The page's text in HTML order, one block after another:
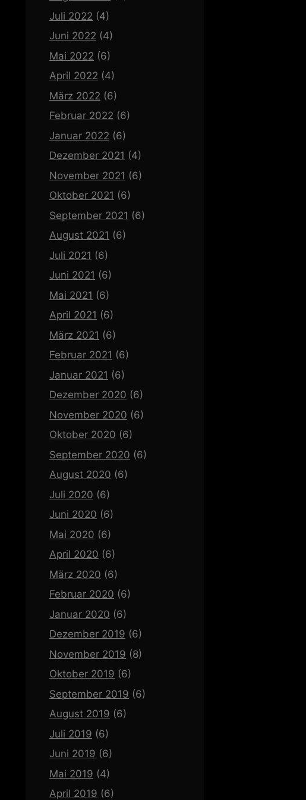
Juli 2022 (4)
Juni 2022 (4)
Mai 2022 (6)
April 2022 (4)
März 2022 (6)
Februar 2022 (6)
Januar 2022 (6)
Dezember 2021 (4)
November 2021 (6)
Oktober 2021 (6)
September 2021 (6)
August 2021 (6)
Juli 2021 (6)
Juni 2021 (6)
Mai 2021 (6)
April 2021 (6)
März 2021 (6)
Februar 2021 (6)
Januar 2021 (6)
Dezember 2020 (6)
November 2020 (6)
Oktober 2020 (6)
September 2020 (6)
August 2020 (6)
Juli 2020 (6)
Juni 2020 (6)
Mai 2020 (6)
April 2020 (6)
März 2020 (6)
Februar 2020 (6)
Januar 2020 (6)
Dezember 2019 (6)
November 2019 (8)
Oktober 2019 (6)
September 2019 (6)
August 2019 (6)
Juli 2019 (6)
Juni 2019 (6)
Mai 2019 (4)
April 2019 (6)